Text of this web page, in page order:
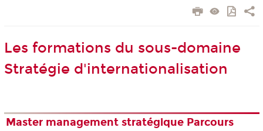
Les formations du sous-domaine
Stratégie d'internationalisation
Master management stratégique Parcours